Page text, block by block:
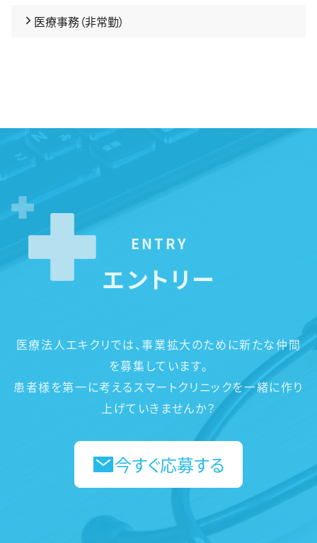
医療事務（非常勤）
エントリー
ENTRY
医療法人エキクリでは、事業拡大のために新たな仲間
を募集しています。
患者様を第一に考えるスマートクリニックを一緒に作り
上げていきませんか？
今すぐ応募する